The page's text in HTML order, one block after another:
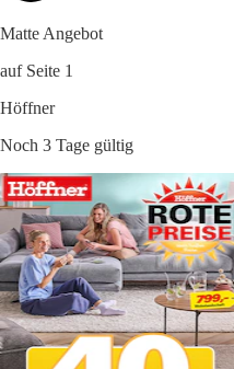
Matte Angebot
auf Seite 1
Höffner
Noch 3 Tage gültig